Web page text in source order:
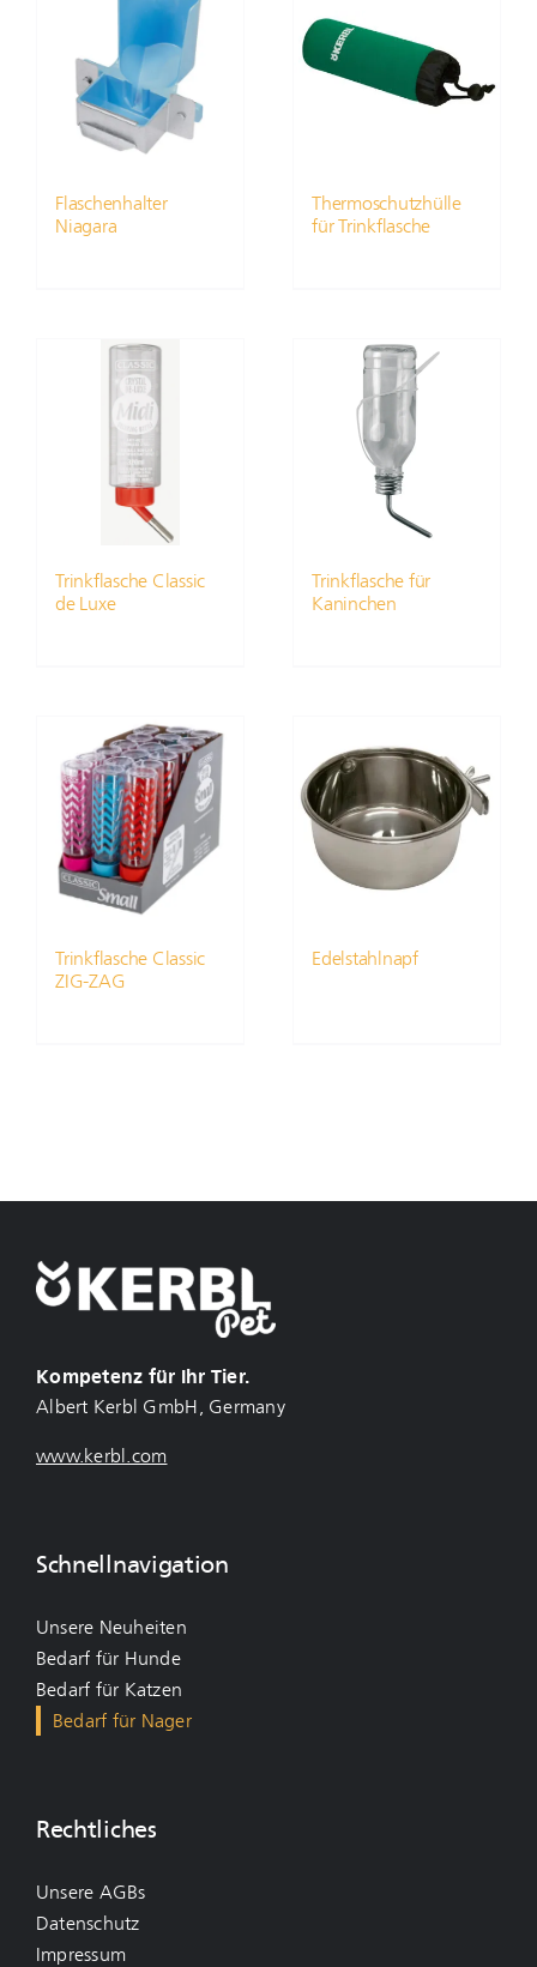
Flaschenhalter
Niagara
Thermoschutzhülle
für Trinkflasche
Trinkflasche Classic
de Luxe
Trinkflasche für
Kaninchen
Trinkflasche Classic
ZIG-ZAG
Edelstahlnapf
Kompetenz für Ihr Tier.
Albert Kerbl GmbH, Germany
www.kerbl.com
Schnellnavigation
Unsere Neuheiten
Bedarf für Hunde
Bedarf für Katzen
Bedarf für Nager
Rechtliches
Unsere AGBs
Datenschutz
Impressum